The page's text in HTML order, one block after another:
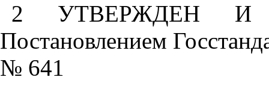
2 УТВЕРЖДЕН И
Постановлением
№ 641